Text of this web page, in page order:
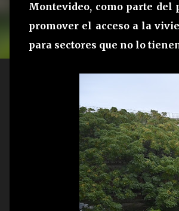
Montevideo, como parte del
promover el acceso a la
para sectores que no lo